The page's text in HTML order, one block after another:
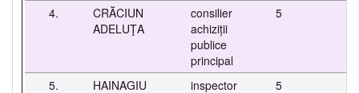
4.
CRĂCIUN
ADELUŢA
consilier
achiziții
publice
principal
5
5. HAINAGIU inspector 5